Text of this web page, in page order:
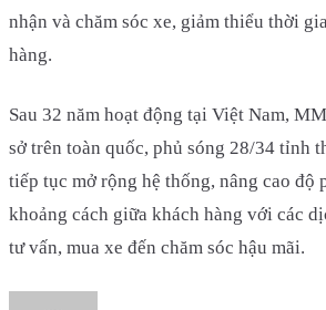
nhận và chăm sóc xe, giảm thiểu thời
hàng.
Sau 32 năm hoạt động tại Việt Nam,
sở trên toàn quốc, phủ sóng 28/34 tỉnh
tiếp tục mở rộng hệ thống, nâng cao độ
khoảng cách giữa khách hàng với các
tư vấn, mua xe đến chăm sóc hậu mãi.